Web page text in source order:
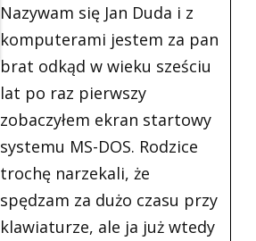
Nazywam się Jan Duda i z
komputerami jestem za pan
brat odkąd w wieku sześciu
lat po raz pierwszy
zobaczyłem ekran startowy
systemu MS-DOS. Rodzice
trochę narzekali, że
spędzam za dużo czasu przy
klawiaturze, ale ja już wtedy